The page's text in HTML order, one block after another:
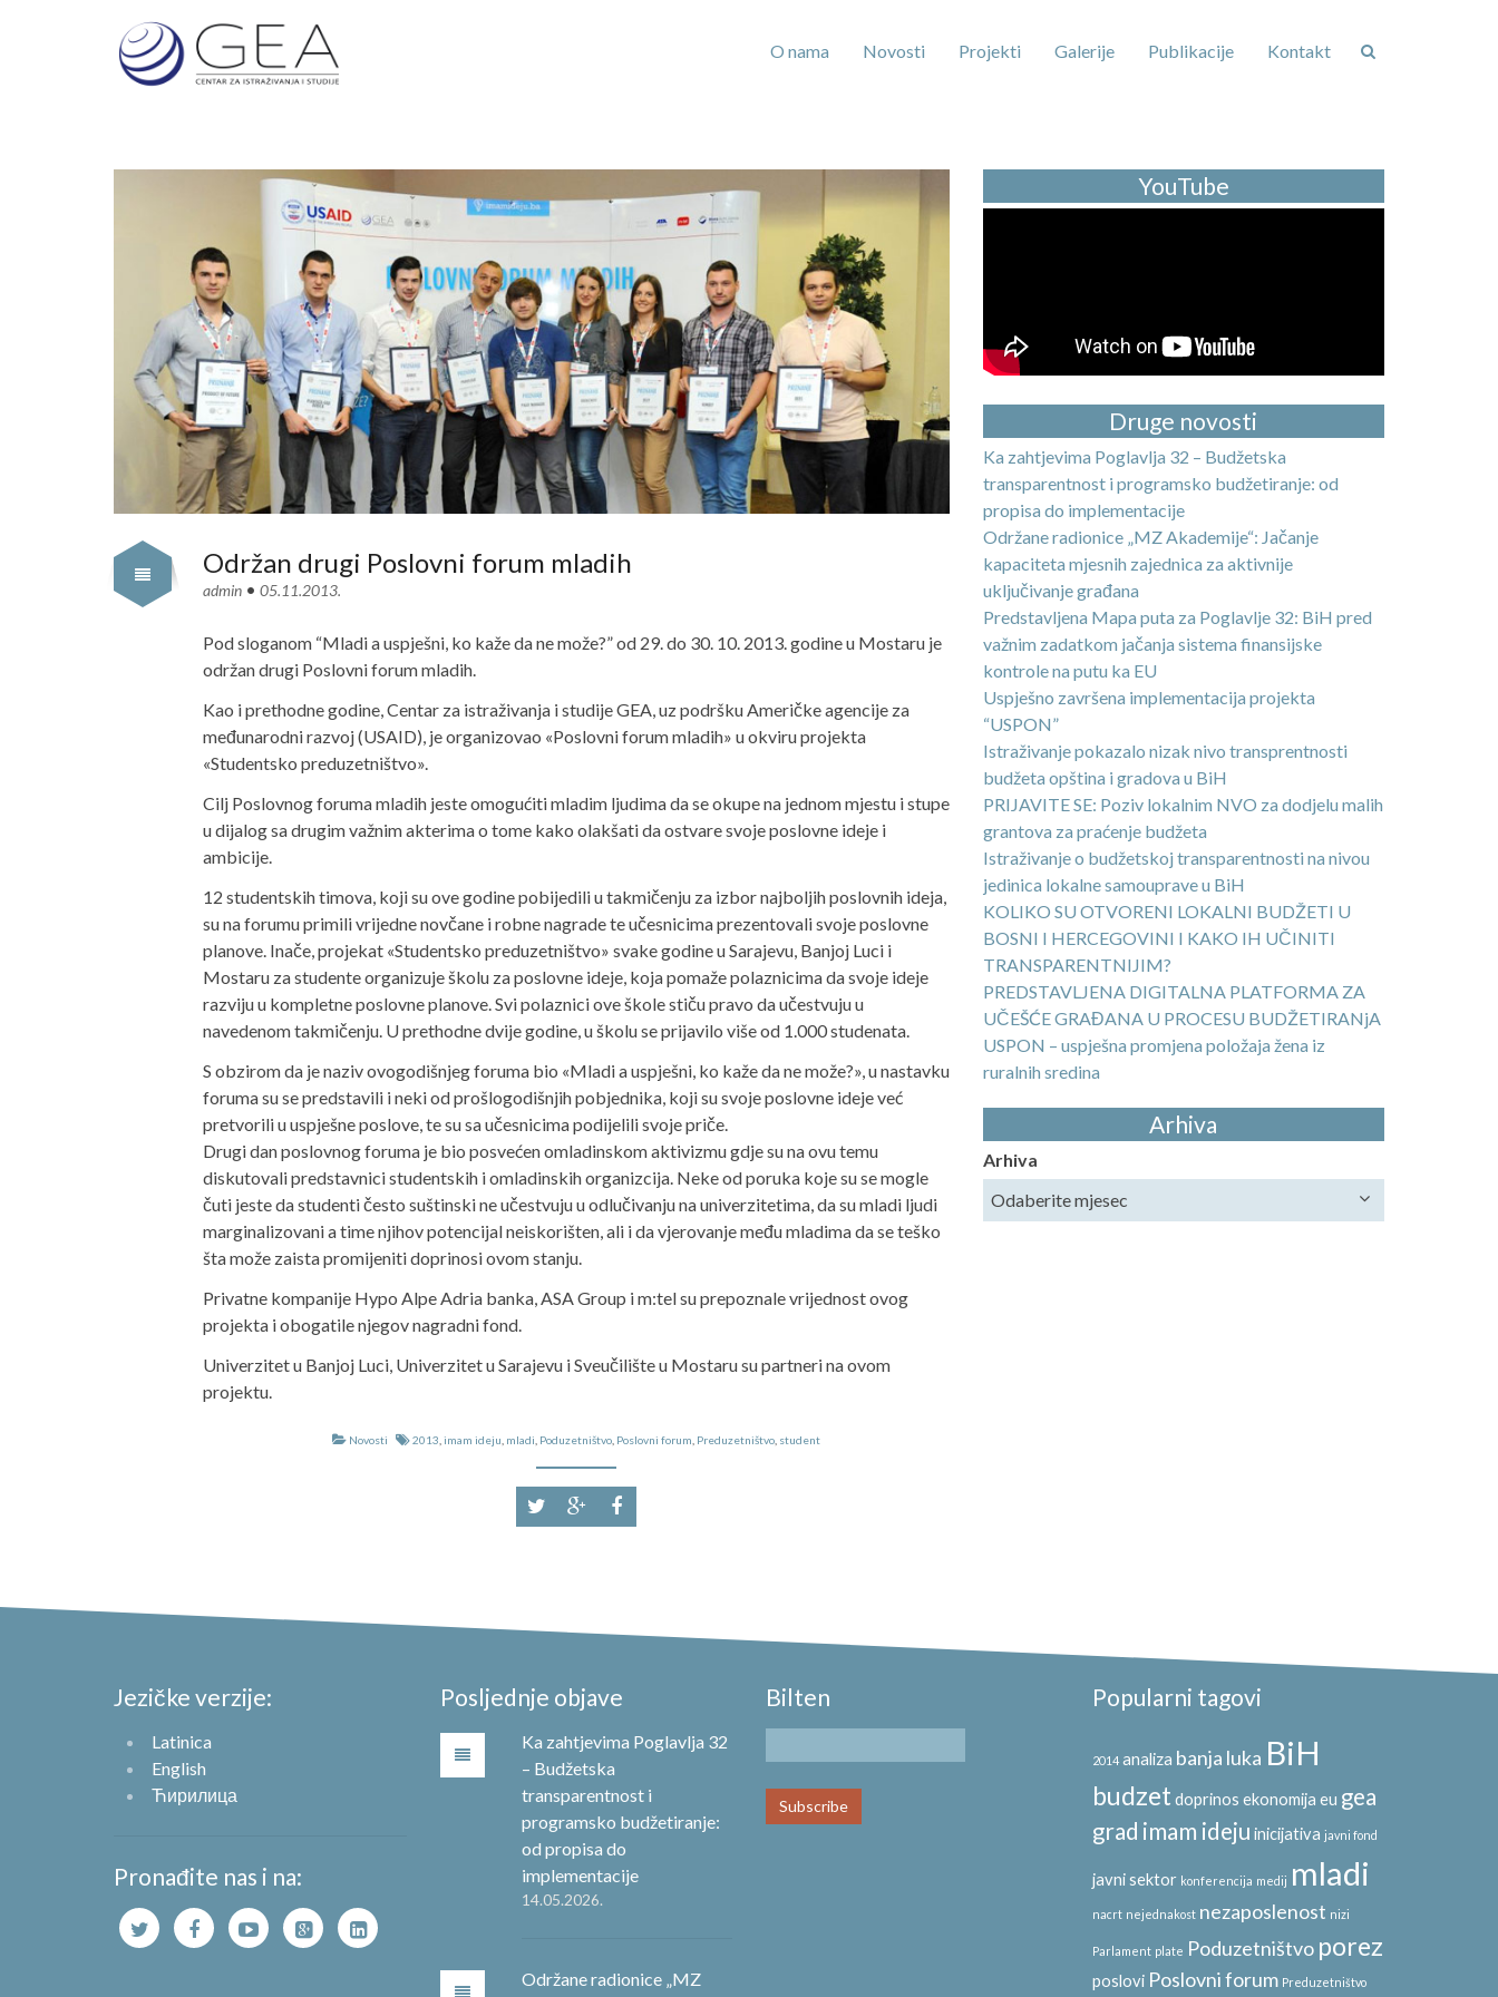
O nama Novosti Projekti Galerije Publikacije Kontakt
Održan drugi Poslovni forum mladih
admin • 05.11.2013.
Pod sloganom “Mladi a uspješni, ko kaže da ne može?” od 29. do 30. 10. 2013. godine u Mostaru je
održan drugi Poslovni forum mladih.
Kao i prethodne godine, Centar za istraživanja i studije GEA, uz podršku Američke agencije za
međunarodni razvoj (USAID), je organizovao «Poslovni forum mladih» u okviru projekta
«Studentsko preduzetništvo».
Cilj Poslovnog foruma mladih jeste omogućiti mladim ljudima da se okupe na jednom mjestu i stupe
u dijalog sa drugim važnim akterima o tome kako olakšati da ostvare svoje poslovne ideje i
ambicije.
12 studentskih timova, koji su ove godine pobijedili u takmičenju za izbor najboljih poslovnih ideja,
su na forumu primili vrijedne novčane i robne nagrade te učesnicima prezentovali svoje poslovne
planove. Inače, projekat «Studentsko preduzetništvo» svake godine u Sarajevu, Banjoj Luci i
Mostaru za studente organizuje školu za poslovne ideje, koja pomaže polaznicima da svoje ideje
razviju u kompletne poslovne planove. Svi polaznici ove škole stiču pravo da učestvuju u
navedenom takmičenju. U prethodne dvije godine, u školu se prijavilo više od 1.000 studenata.
S obzirom da je naziv ovogodišnjeg foruma bio «Mladi a uspješni, ko kaže da ne može?», u nastavku
foruma su se predstavili i neki od prošlogodišnjih pobjednika, koji su svoje poslovne ideje već
pretvorili u uspješne poslove, te su sa učesnicima podijelili svoje priče.
Drugi dan poslovnog foruma je bio posvećen omladinskom aktivizmu gdje su na ovu temu
diskutovali predstavnici studentskih i omladinskih organizcija. Neke od poruka koje su se mogle
čuti jeste da studenti često suštinski ne učestvuju u odlučivanju na univerzitetima, da su mladi ljudi
marginalizovani a time njihov potencijal neiskorišten, ali i da vjerovanje među mladima da se teško
šta može zaista promijeniti doprinosi ovom stanju.
Privatne kompanije Hypo Alpe Adria banka, ASA Group i m:tel su prepoznale vrijednost ovog
projekta i obogatile njegov nagradni fond.
Univerzitet u Banjoj Luci, Univerzitet u Sarajevu i Sveučilište u Mostaru su partneri na ovom
projektu.
Novosti 2013 imam ideju mladi Poduzetništvo Poslovni forum Preduzetništvo student
YouTube
Druge novosti
Ka zahtjevima Poglavlja 32 – Budžetska
transparentnost i programsko budžetiranje: od
propisa do implementacije
Održane radionice „MZ Akademije“: Jačanje
kapaciteta mjesnih zajednica za aktivnije
uključivanje građana
Predstavljena Mapa puta za Poglavlje 32: BiH pred
važnim zadatkom jačanja sistema finansijske
kontrole na putu ka EU
Uspješno završena implementacija projekta
“USPON”
Istraživanje pokazalo nizak nivo transprentnosti
budžeta opština i gradova u BiH
PRIJAVITE SE: Poziv lokalnim NVO za dodjelu malih
grantova za praćenje budžeta
Istraživanje o budžetskoj transparentnosti na nivou
jedinica lokalne samouprave u BiH
KOLIKO SU OTVORENI LOKALNI BUDŽETI U
BOSNI I HERCEGOVINI I KAKO IH UČINITI
TRANSPARENTNIJIM?
PREDSTAVLJENA DIGITALNA PLATFORMA ZA
UČEŠĆE GRAĐANA U PROCESU BUDŽETIRANjA
USPON – uspješna promjena položaja žena iz
ruralnih sredina
Arhiva
Arhiva
Jezičke verzije:
Latinica
English
Ћирилица
Pronađite nas i na:
Posljednje objave
Ka zahtjevima Poglavlja 32
– Budžetska
transparentnost i
programsko budžetiranje:
od propisa do
implementacije
14.05.2026.
Održane radionice „MZ
Bilten Popularni tagovi
2014 analiza banja luka BiH
budzet doprinos ekonomija eu gea
grad imam ideju inicijativa javni fond
javni sektor konferencija medij mladi
nacrt nejednakost nezaposlenost nizi
Parlament plate Poduzetništvo porez
poslovi Poslovni forum Preduzetništvo